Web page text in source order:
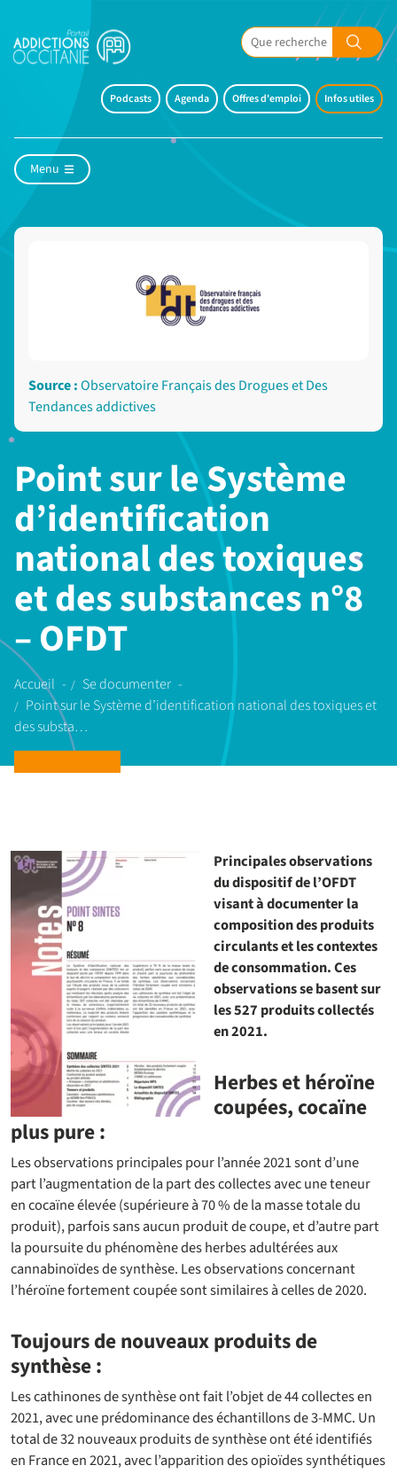
Podcasts Agenda Offres d'emploi Infos utiles
Menu
Point sur le Système
d’identification
national des toxiques
et des substances n°8
– OFDT
Accueil
Se documenter
Point sur le Système d’identification national des toxiques et
des substa…
Source :Observatoire Français des Drogues et Des
Tendances addictives
Principales observations
du dispositif de l’OFDT
visant à documenter la
composition des produits
circulants et les contextes
de consommation. Ces
observations se basent sur
les 527 produits collectés
en 2021.
Herbes et héroïne
coupées, cocaïne
plus pure :
Les observations principales pour l’année 2021 sont d’une
part l’augmentation de la part des collectes avec une teneur
en cocaïne élevée (supérieure à 70 % de la masse totale du
produit), parfois sans aucun produit de coupe, et d’autre part
la poursuite du phénomène des herbes adultérées aux
cannabinoïdes de synthèse. Les observations concernant
l’héroïne fortement coupée sont similaires à celles de 2020.
Toujours de nouveaux produits de
synthèse :
Les cathinones de synthèse ont fait l’objet de 44 collectes en
2021, avec une prédominance des échantillons de 3-MMC. Un
total de 32 nouveaux produits de synthèse ont été identifiés
en France en 2021, avec l’apparition des opioïdes synthétiques